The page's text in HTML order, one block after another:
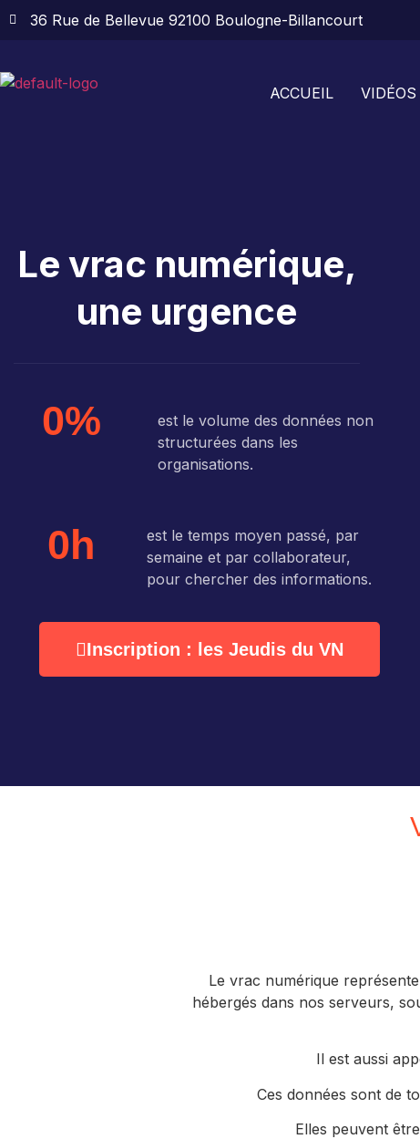
36 Rue de Bellevue 92100 Boulogne-Billancourt
ACCUEIL VIDÉOS
Le vrac numérique,
une urgence
0%
est le volume des données non
structurées dans les
organisations.
0h
est le temps moyen passé, par
semaine et par collaborateur,
pour chercher des informations.
Inscription : les Jeudis du VN
Le vrac numérique
hébergés dans nos serveurs,
Il est aussi
Ces données sont de
Elles peuvent être